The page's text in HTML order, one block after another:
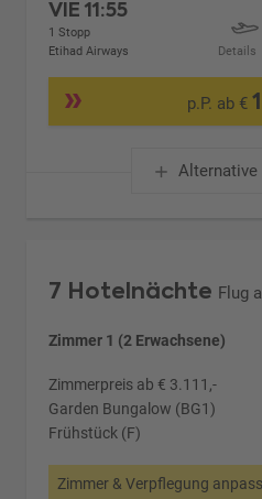
VIE11:55
1 Stopp
Etihad Airways
Details
p.P. ab €
Alternative
7 Hotelnächte Flug
Zimmer 1 (2 Erwachsene)
Zimmerpreis ab € 3.111,-
Garden Bungalow (BG1)
Frühstück (F)
Zimmer & Verpflegung